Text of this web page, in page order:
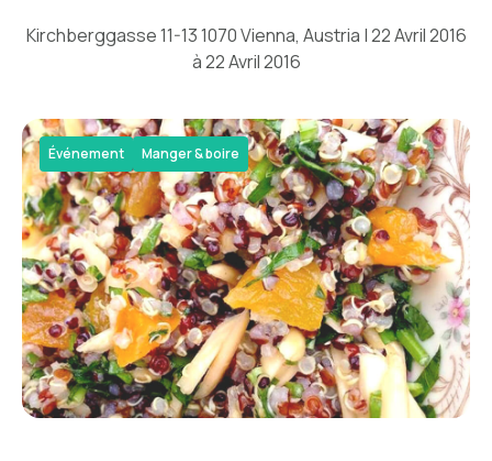
Kirchberggasse 11-13 1070 Vienna, Austria | 22 Avril 2016
à 22 Avril 2016
Événement Manger & boire